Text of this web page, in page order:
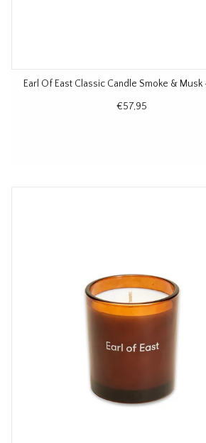
Earl Of East Classic Candle Smoke & Musk
€57,95